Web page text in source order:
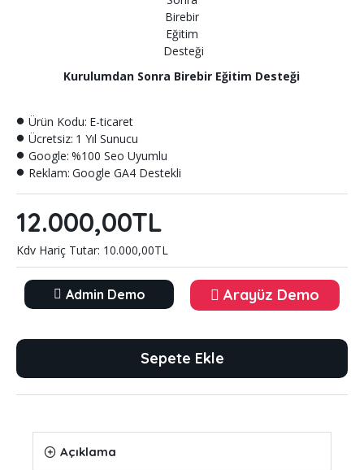
Kurulumdan Sonra Birebir Eğitim Desteği
Ürün Kodu: E-ticaret
Ücretsiz: 1 Yıl Sunucu
Google: %100 Seo Uyumlu
Reklam: Google GA4 Destekli
12.000,00TL
Kdv Hariç Tutar: 10.000,00TL
Admin Demo Arayüz Demo
Sepete Ekle
Açıklama